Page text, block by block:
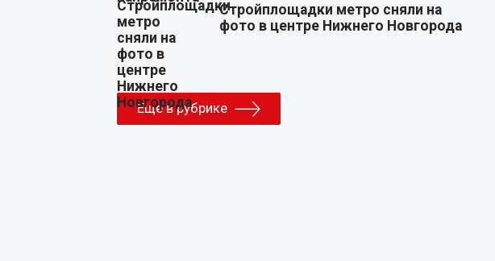
Стройплощадки метро сняли на
фото в центре Нижнего Новгорода
Еще в рубрике